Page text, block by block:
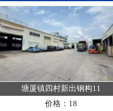
四村新出钢构11